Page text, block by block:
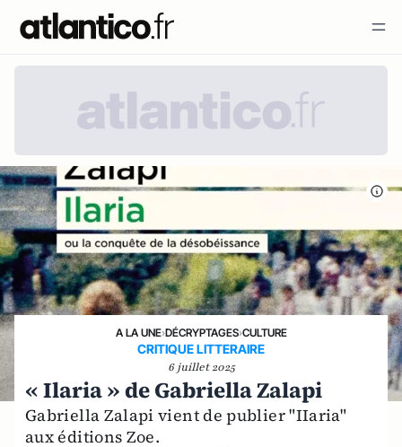
A LA UNE›DÉCRYPTAGES›CULTURE
CRITIQUE LITTERAIRE
6 juillet 2025
« Ilaria » de Gabriella Zalapi
Gabriella Zalapi vient de publier "IIaria"
aux éditions Zoe.